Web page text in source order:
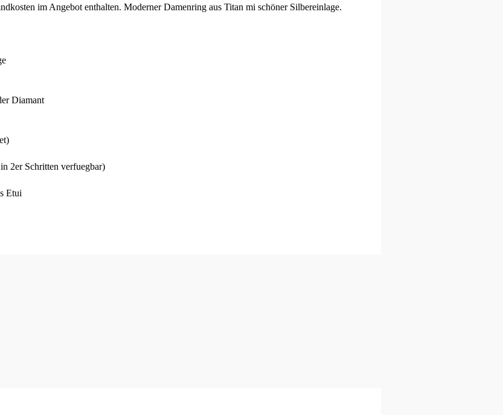
im Angebot enthalten. Moderner Damenring aus Titan mi schöner Silbereinlage.
Diamant
2er Schritten verfuegbar)
Etui